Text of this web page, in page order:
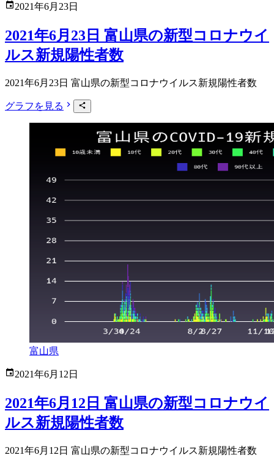
2021年6月23日
2021年6月23日 富山県の新型コロナウイ
ルス新規陽性者数
2021年6月23日 富山県の新型コロナウイルス新規陽性者数
グラフを見る
富山県
2021年6月12日
2021年6月12日 富山県の新型コロナウイ
ルス新規陽性者数
2021年6月12日 富山県の新型コロナウイルス新規陽性者数